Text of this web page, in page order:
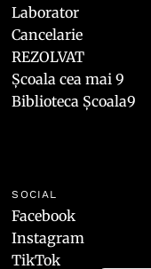
Laborator
Cancelarie
REZOLVAT
Școala cea mai 9
Biblioteca Școala9
SOCIAL
Facebook
Instagram
TikTok